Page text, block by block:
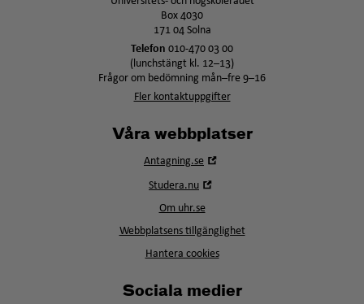
Box 4030
171 04 Solna
Telefon 010-470 03 00
(lunchstängt kl. 12–13)
Frågor om bedömning mån–fre 9–16
Fler kontaktuppgifter
Våra webbplatser
Antagning.se
Studera.nu
fönster
Om uhr.se
Webbplatsens tillgänglighet
Hantera cookies
Sociala medier